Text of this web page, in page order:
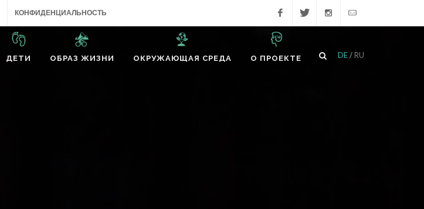
КОНФИДЕНЦИАЛЬНОСТЬ
Facebook
DE/ RU
ДЕТИ ОБРАЗ ЖИЗНИ ОКРУЖАЮЩАЯ СРЕДА О ПРОЕКТЕ